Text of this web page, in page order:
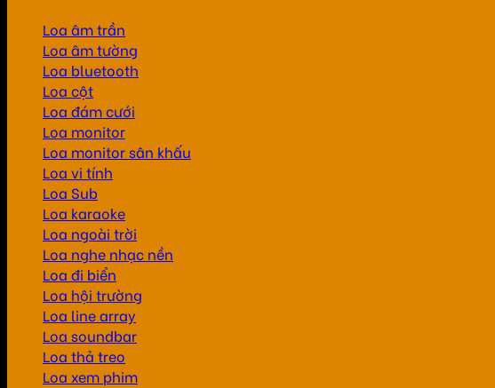
Loa âm trần
Loa âm tường
Loa bluetooth
Loa cột
Loa đám cưới
Loa monitor
Loa monitor sân khấu
Loa vi tính
Loa Sub
Loa karaoke
Loa ngoài trời
Loa nghe nhạc nền
Loa đi biển
Loa hội trường
Loa line array
Loa soundbar
Loa thả treo
Loa xem phim